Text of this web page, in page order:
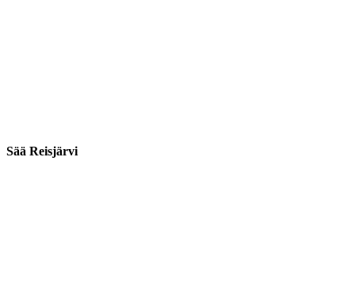
Sää Reisjärvi